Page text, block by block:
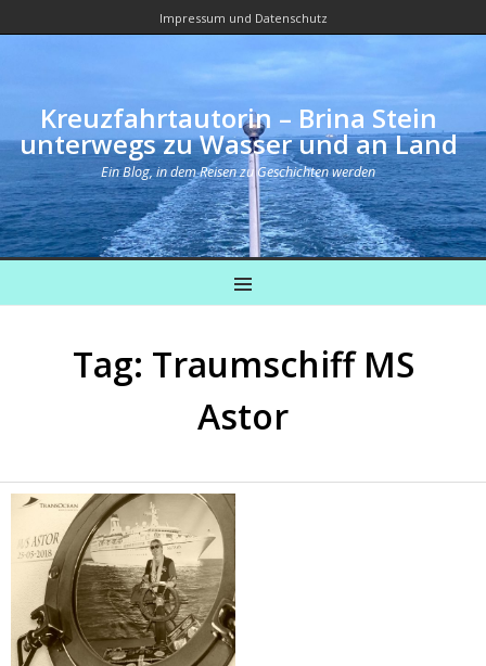
Impressum und Datenschutz
Kreuzfahrtautorin – Brina Stein
unterwegs zu Wasser und an Land
Ein Blog, in dem Reisen zu Geschichten werden
MENU
Tag: Traumschiff MS
Astor